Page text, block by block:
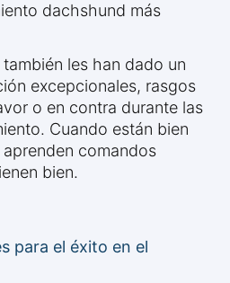
dachshund más
les han dado un
excepcionales, rasgos
o en contra durante las
Cuando están bien
comandos
bien.
para el éxito en el